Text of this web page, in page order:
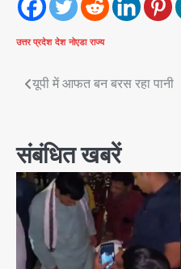
उत्तर प्रदेश देश नोएडा राज्य
Post
यूपी में आफत बन बरस रहा पानी
संबंधित खबरें